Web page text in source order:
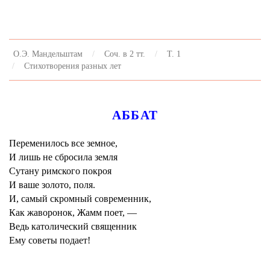
О.Э. Мандельштам Соч. в 2 тт.
Т. 1
Стихотворения разных лет
АББАТ
Переменилось все земное,
И лишь не сбросила земля
Сутану римского покроя
И ваше золото, поля.
И, самый скромный современник,
Как жаворонок, Жамм поет, —
Ведь католический священник
Ему советы подает!